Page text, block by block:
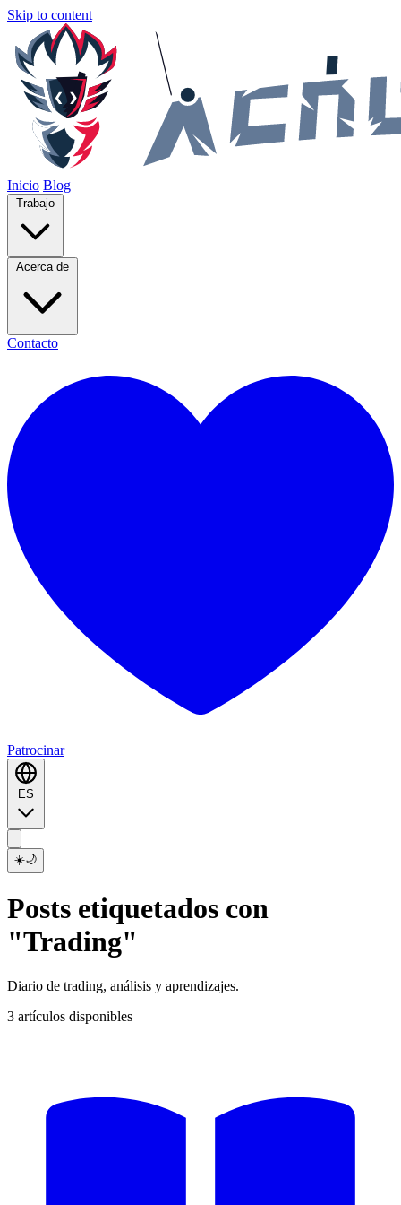
Skip to content
Inicio Blog
Contacto
Patrocinar
☀️🌙
Posts etiquetados con
"Trading"
Diario de trading, análisis y aprendizajes.
3 artículos disponibles